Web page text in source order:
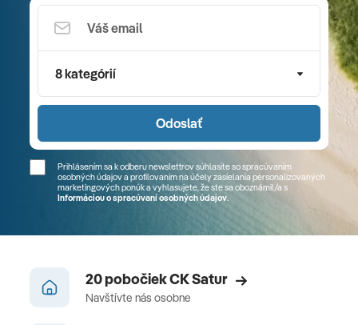
8 kategórií
Odoslať
Prihlásením sa k odberu newslettrov súhlasíte so spracúvaním
osobných údajov a profilovaním na účely zasielania personalizovaných
marketingových ponúk a vyhlasujete, že ste sa oboznámil/a s
Informáciou o spracúvaní osobných údajov.
20 pobočiek CK Satur
Navštívte nás osobne